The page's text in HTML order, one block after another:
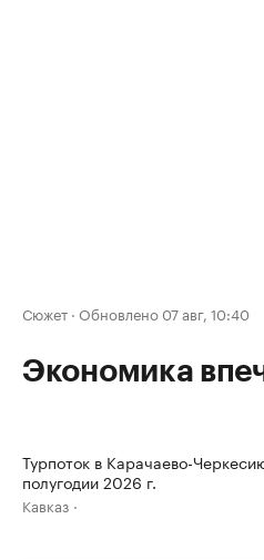
Сюжет · Обновлено 07 авг, 10:40
Экономика
Турпоток в Карачаево-
полугодии 2026 г.
Кавказ